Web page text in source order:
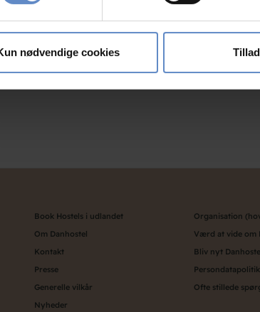
cookies til at tilpasse vores indhold og annoncer,
Vi deler også oplysninger om din brug af
nødvendige cookies
Book Hostels i udlandet
Om Danhostel
Kontakt
Presse
Generelle vilkår
Nyheder
Organisation
Værd at vide om
Bliv nyt
Persondatapolitik
Ofte stillede